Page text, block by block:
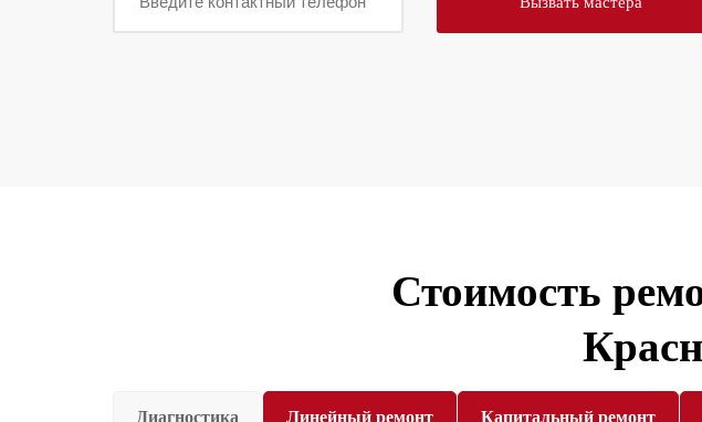
Стоимость
Диагностика Линейный ремонт Капитальный ремонт